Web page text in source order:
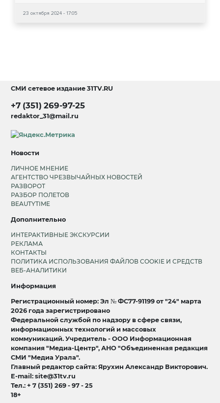
23 октября 2024 - 17:05
СМИ сетевое издание31TV.RU
+7 (351) 269-97-25
redaktor_31@mail.ru
Новости
ЛИЧНОЕ МНЕНИЕ
АГЕНТСТВО ЧРЕЗВЫЧАЙНЫХ НОВОСТЕЙ
РАЗВОРОТ
РАЗБОР ПОЛЕТОВ
BEAUTYTIME
Дополнительно
ИНТЕРАКТИВНЫЕ ЭКСКУРСИИ
РЕКЛАМА
КОНТАКТЫ
ПОЛИТИКА ИСПОЛЬЗОВАНИЯ ФАЙЛОВ COOKIE И СРЕДСТВ
ВЕБ-АНАЛИТИКИ
Информация
Регистрационный номер: Эл № ФС77-91199 от "24" марта
2026 года зарегистрировано
Федеральной службой по надзору в сфере связи,
информационных технологий и массовых
коммуникаций. Учредитель - ООО Информационная
компания "Медиа-Центр", АНО "Объединенная редакция
СМИ "Медиа Урала".
Главный редактор сайта: Ярухин Александр Викторович.
E-mail: site@31tv.ru
Тел.: + 7 (351) 269 - 97 - 25
18+